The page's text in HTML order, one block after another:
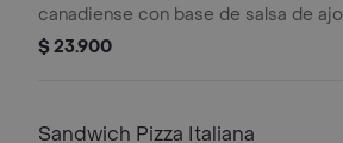
canadiense con base de salsa de ajo
de 3 espirales que le dan un toque
$ 23.900
Sandwich Pizza Italiana